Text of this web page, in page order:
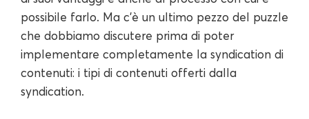
possibile farlo. Ma c'è un ultimo pezzo del puzzle
che dobbiamo discutere prima di poter
implementare completamente la syndication di
contenuti: i tipi di contenuti offerti dalla
syndication.